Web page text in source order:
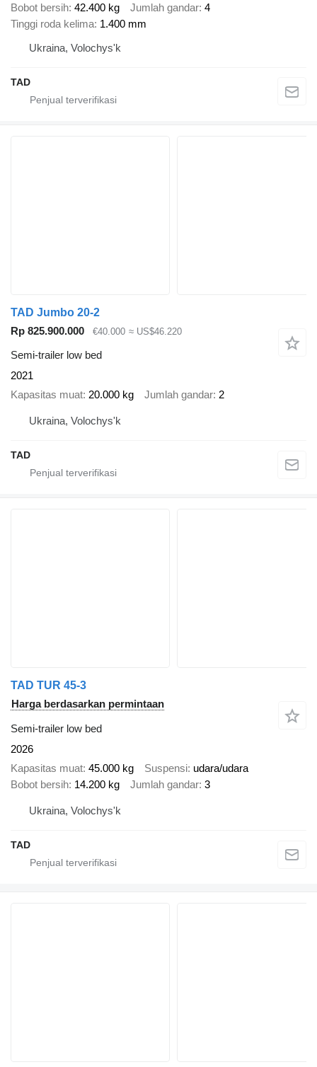
Bobot bersih 42.400 kg Jumlah gandar 4
Tinggi roda kelima 1.400 mm
Ukraina, Volochys'k
TAD
TAD Jumbo 20-2
Rp 825.900.000
€40.000 ≈ US$46.220
Semi-trailer low bed
2021
Kapasitas muat 20.000 kg Jumlah gandar 2
Ukraina, Volochys'k
TAD
TAD TUR 45-3
Harga berdasarkan permintaan
Semi-trailer low bed
2026
Kapasitas muat 45.000 kg Suspensi udara/udara
Bobot bersih 14.200 kg Jumlah gandar 3
Ukraina, Volochys'k
TAD